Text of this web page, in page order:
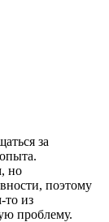
за
но
поэтому
то из
проблему.